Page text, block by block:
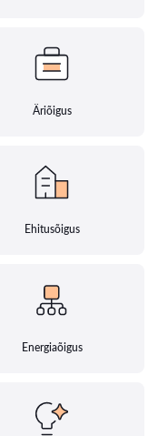
Äriõigus
Ehitusõigus
Energiaõigus